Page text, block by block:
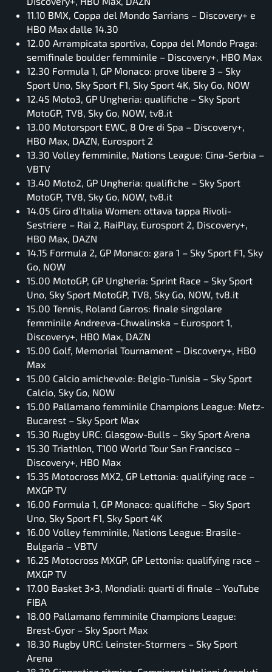
11.10 BMX, Coppa del Mondo Sarrians – Discovery+ e
HBO Max dalle 14.30
12.00 Arrampicata sportiva, Coppa del Mondo Praga:
semifinale boulder femminile – Discovery+, HBO Max
12.30 Formula 1, GP Monaco: prove libere 3 – Sky
Sport Uno, Sky Sport F1, Sky Sport 4K, Sky Go, NOW
12.45 Moto3, GP Ungheria: qualifiche – Sky Sport
MotoGP, TV8, Sky Go, NOW, tv8.it
13.00 Motorsport EWC, 8 Ore di Spa – Discovery+,
HBO Max, DAZN, Eurosport 2
13.30 Volley femminile, Nations League: Cina-Serbia –
VBTV
13.40 Moto2, GP Ungheria: qualifiche – Sky Sport
MotoGP, TV8, Sky Go, NOW, tv8.it
14.05 Giro d’Italia Women: ottava tappa Rivoli-
Sestriere – Rai 2, RaiPlay, Eurosport 2, Discovery+,
HBO Max, DAZN
14.15 Formula 2, GP Monaco: gara 1 – Sky Sport F1, Sky
Go, NOW
15.00 MotoGP, GP Ungheria: Sprint Race – Sky Sport
Uno, Sky Sport MotoGP, TV8, Sky Go, NOW, tv8.it
15.00 Tennis, Roland Garros: finale singolare
femminile Andreeva-Chwalinska – Eurosport 1,
Discovery+, HBO Max, DAZN
15.00 Golf, Memorial Tournament – Discovery+, HBO
Max
15.00 Calcio amichevole: Belgio-Tunisia – Sky Sport
Calcio, Sky Go, NOW
15.00 Pallamano femminile Champions League: Metz-
Bucarest – Sky Sport Max
15.30 Rugby URC: Glasgow-Bulls – Sky Sport Arena
15.30 Triathlon, T100 World Tour San Francisco –
Discovery+, HBO Max
15.35 Motocross MX2, GP Lettonia: qualifying race –
MXGP TV
16.00 Formula 1, GP Monaco: qualifiche – Sky Sport
Uno, Sky Sport F1, Sky Sport 4K
16.00 Volley femminile, Nations League: Brasile-
Bulgaria – VBTV
16.25 Motocross MXGP, GP Lettonia: qualifying race –
MXGP TV
17.00 Basket 3×3, Mondiali: quarti di finale – YouTube
FIBA
18.00 Pallamano femminile Champions League:
Brest-Gyor – Sky Sport Max
18.30 Rugby URC: Leinster-Stormers – Sky Sport
Arena